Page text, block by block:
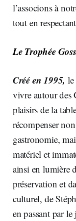
l’associons à
tout en
Le Trophée
Créé en 1995, le
vivre autour des
plaisirs de la
récompenser
gastronomie,
matériel et
ainsi en lumière
préservation et
culturel, de
en passant par